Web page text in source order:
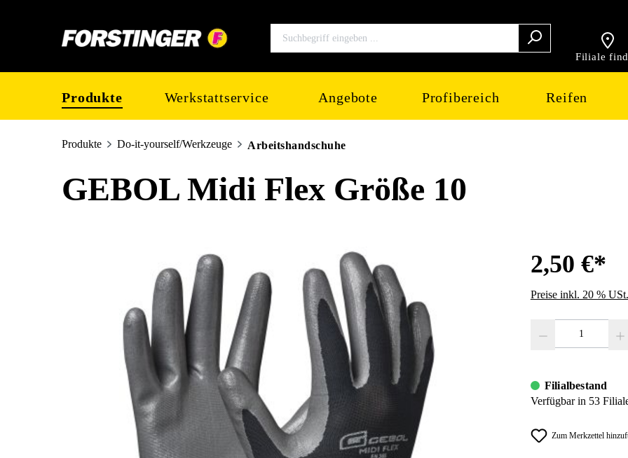
Filiale
Produkte Werkstattservice Angebote Profibereich Reifen
Produkte Do-it-yourself/Werkzeuge Arbeitshandschuhe
GEBOL Midi Flex Größe 10
2,50 €*
Preise inkl. 20 %
Filialbestand
Verfügbar in 53
Zum Merkzettel